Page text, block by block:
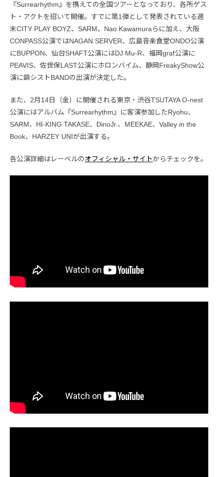
『Surrearhythm』を携えての全国ツアーとなっており、各所ゲス
ト・アクトを招いて開催。すでに第1弾として発表されている週
末CITY PLAY BOYZ、SARM、Nao Kawamuraらに加え、大阪
CONPASS公演ではNAGAN SERVER、広島音楽食堂ONDO公演
にBUPPON、仙台SHAFT公演にはDJ Mu-R、福岡graf公演に
PEAVIS、佐世保LAST公演にホロンバイム、静岡FreakyShow公
演に韻シストBANDの出演が決定した。
また、2月14日（金）に開催される東京・渋谷TSUTAYA O-nest
公演にはアルバム『Surrearhythm』に客演参加したRyohu、
SARM、HI-KING TAKASE、DinoJr.、MEEKAE、Valley in the
Book、HARZEY UNIが出演する。
各公演詳細はレーベルのオフィシャル・サイトからチェックを。